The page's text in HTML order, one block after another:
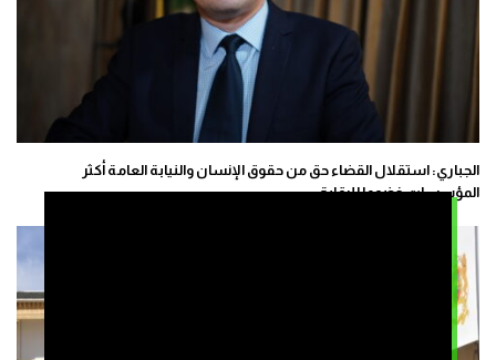
الجباري: استقلال القضاء حق من حقوق الإنسان والنيابة العامة أكثر
المؤسسات خضوعا للرقابة